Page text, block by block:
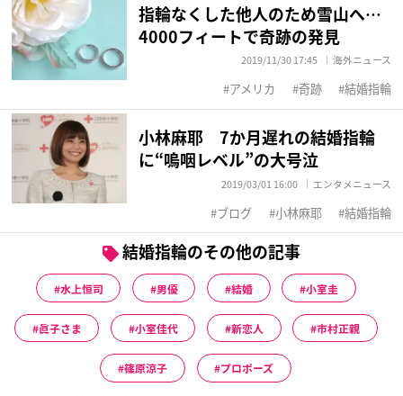
指輪なくした他人のため雪山へ…
4000フィートで奇跡の発見
2019/11/30 17:45 海外ニュース
アメリカ 奇跡 結婚指輪
小林麻耶 7か月遅れの結婚指輪
に“嗚咽レベル”の大号泣
2019/03/01 16:00 エンタメニュース
ブログ 小林麻耶 結婚指輪
結婚指輪のその他の記事
水上恒司 男優 結婚 小室圭
眞子さま 小室佳代 新恋人 市村正親
篠原涼子 プロポーズ